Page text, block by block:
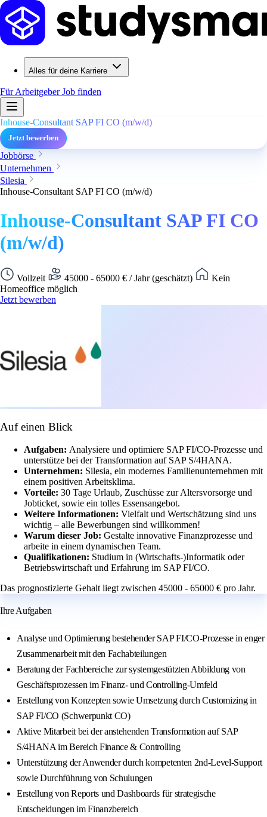
Alles für deine Karriere
Für ArbeitgeberJob finden
Inhouse-Consultant SAP FI CO (m/w/d)
Jetzt bewerben
Jobbörse
Unternehmen
Silesia
Inhouse-Consultant SAP FI CO (m/w/d)
Inhouse-Consultant SAP FI CO
(m/w/d)
Vollzeit 45000 - 65000 € / Jahr (geschätzt)
Kein
Homeoffice möglich
Jetzt bewerben
Auf einen Blick
Aufgaben: Analysiere und optimiere SAP FI/CO-Prozesse und
unterstütze bei der Transformation auf SAP S/4HANA.
Unternehmen: Silesia, ein modernes Familienunternehmen mit
einem positiven Arbeitsklima.
Vorteile: 30 Tage Urlaub, Zuschüsse zur Altersvorsorge und
Jobticket, sowie ein tolles Essensangebot.
Weitere Informationen: Vielfalt und Wertschätzung sind uns
wichtig – alle Bewerbungen sind willkommen!
Warum dieser Job: Gestalte innovative Finanzprozesse und
arbeite in einem dynamischen Team.
Qualifikationen: Studium in (Wirtschafts-)Informatik oder
Betriebswirtschaft und Erfahrung im SAP FI/CO.
Das prognostizierte Gehalt liegt zwischen 45000 - 65000 € pro Jahr.
Ihre Aufgaben
Analyse und Optimierung bestehender SAP FI/CO-Prozesse in enger
Zusammenarbeit mit den Fachabteilungen
Beratung der Fachbereiche zur systemgestützten Abbildung von
Geschäftsprozessen im Finanz- und Controlling-Umfeld
Erstellung von Konzepten sowie Umsetzung durch Customizing in
SAP FI/CO (Schwerpunkt CO)
Aktive Mitarbeit bei der anstehenden Transformation auf SAP
S/4HANA im Bereich Finance & Controlling
Unterstützung der Anwender durch kompetenten 2nd-Level-Support
sowie Durchführung von Schulungen
Erstellung von Reports und Dashboards für strategische
Entscheidungen im Finanzbereich